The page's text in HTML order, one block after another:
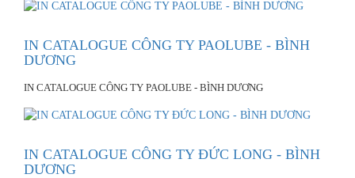
IN CATALOGUE CÔNG TY PAOLUBE - BÌNH
DƯƠNG
IN CATALOGUE CÔNG TY PAOLUBE - BÌNH DƯƠNG
IN CATALOGUE CÔNG TY ĐỨC LONG - BÌNH
DƯƠNG